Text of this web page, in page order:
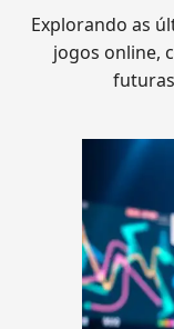
Explorando as
jogos online,